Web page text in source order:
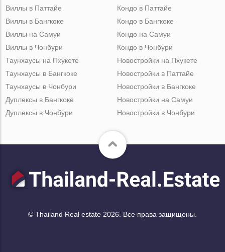
Виллы в Паттайе
Виллы в Бангкоке
Виллы на Самуи
Виллы в Чонбури
Кондо в Паттайе
Кондо в Бангкоке
Кондо на Самуи
Кондо в Чонбури
Таунхаусы на Пхукете
Таунхаусы в Бангкоке
Таунхаусы в Чонбури
Дуплексы в Бангкоке
Дуплексы в Чонбури
Новостройки на Пхукете
Новостройки в Паттайе
Новостройки в Бангкоке
Новостройки на Самуи
Новостройки в Чонбури
© Thailand Real estate 2026. Все права защищены.